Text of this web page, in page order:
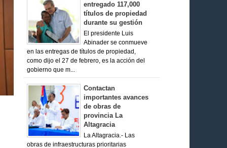
entregado 117,000
títulos de propiedad
durante su gestión
El presidente Luis
Abinader se conmueve
en las entregas de títulos de propiedad,
como dijo el 27 de febrero, es la acción del
gobierno que m...
Contactan
importantes avances
de obras de
provincia La
Altagracia
La Altagracia.- Las
obras de infraestructuras prioritarias